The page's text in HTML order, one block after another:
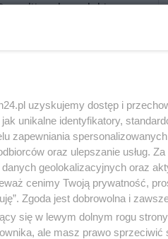
polskiego
która ma
wyniku meczu z
uzyskujemy dostęp i
unikalne identyfikatory,
zapewniania
oraz ulepszanie usług. Za
geolokalizacyjnych oraz
cenimy Twoją prywatność,
Zgoda jest dobrowolna i
się w lewym dolnym rogu strony
ale masz prawo sprzeciwić